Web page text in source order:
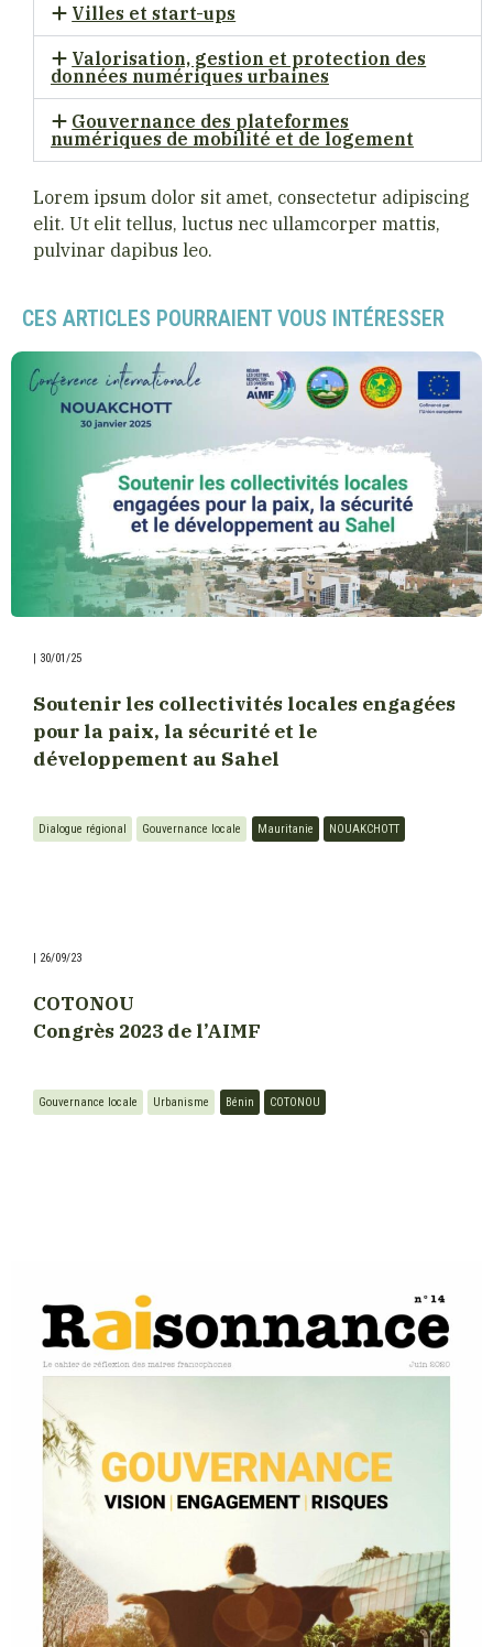
Villes et start-ups
Valorisation, gestion et protection des
données numériques urbaines
Gouvernance des plateformes
numériques de mobilité et de logement
Lorem ipsum dolor sit amet, consectetur adipiscing
elit. Ut elit tellus, luctus nec ullamcorper mattis,
pulvinar dapibus leo.
CES ARTICLES POURRAIENT VOUS INTÉRESSER
| 30/01/25
Soutenir les collectivités locales engagées
pour la paix, la sécurité et le
développement au Sahel
Dialogue régional Gouvernance locale Mauritanie NOUAKCHOTT
26/09/23
COTONOU
Congrès 2023 de l’AIMF
Gouvernance locale Urbanisme Bénin COTONOU